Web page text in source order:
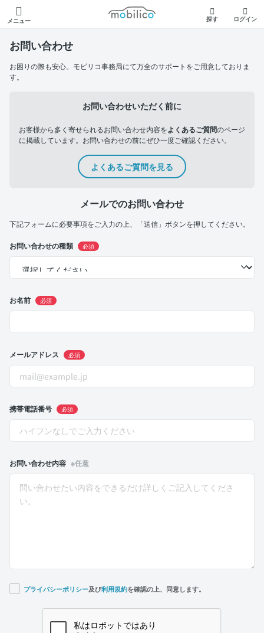
メニュー
モビリコ
探す ログイン
お問い合わせ
お困りの際も安心。モビリコ事務局にて万全のサポートをご用意しておりま
す。
お問い合わせいただく前に
お客様から多く寄せられるお問い合わせ内容をよくあるご質問のページ
に掲載しています。お問い合わせの前にぜひ一度ご確認ください。
よくあるご質問を見る
メールでのお問い合わせ
下記フォームに必要事項をご入力の上、「送信」ボタンを押してください。
お問い合わせの種類 必須
お名前 必須
メールアドレス 必須
携帯電話番号 必須
お問い合わせ内容 ※任意
プライバシーポリシー及び利用規約を確認の上、同意します。